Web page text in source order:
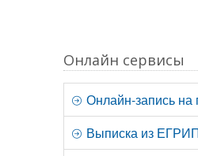
Онлайн сервисы
Онлайн-запись на
Выписка из